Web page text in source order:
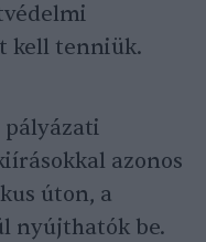
kell tenniük.
pályázati
azonos
úton, a
nyújthatók be.